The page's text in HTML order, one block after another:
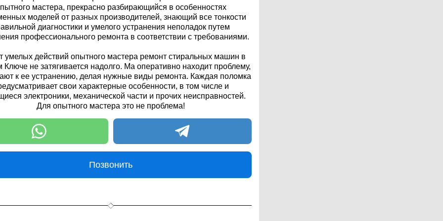
мастера, прекрасно разбирающийся в особенностях
моделей от разных производителей, знающий все тонкости
диагностики и умелого устранения неполадок путем
профессионального ремонта в соответствии с требованиями.
умелых действий опытного мастера ремонт стиральных машин в
Ключе не затягивается надолго. Ма оперативно находит проблему,
к ее устранению, делая нужные виды ремонта. Каждая поломка
свои характерные особенности, в том числе и
электроники, механической части и прочих неисправностей.
Для опытного мастера это не проблема!
Позвонить